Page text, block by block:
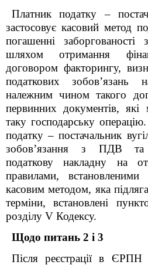
Платник податку –
застосовує касовий метод
погашенні заборгованості
шляхом отримання
договором факторингу,
податкових
належним чином такого
первинних документів, які
таку господарську
податку – постачальник
зобов’язання з ПДВ та
податкову накладну на
правилами,
касовим методом, яка
терміни, встановлені
розділу V Кодексу.
Щодо питань 2 і 3
Після реєстрації в ЄРПН